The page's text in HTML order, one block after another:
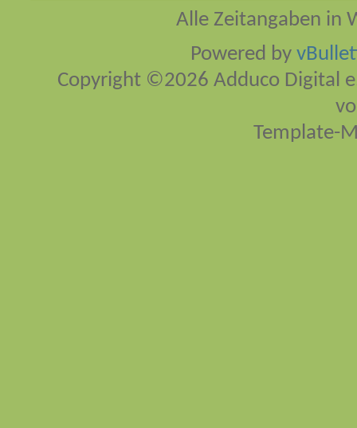
Alle Zeitangaben in
Powered by
Copyright ©2026 Adduco Digital
Template-